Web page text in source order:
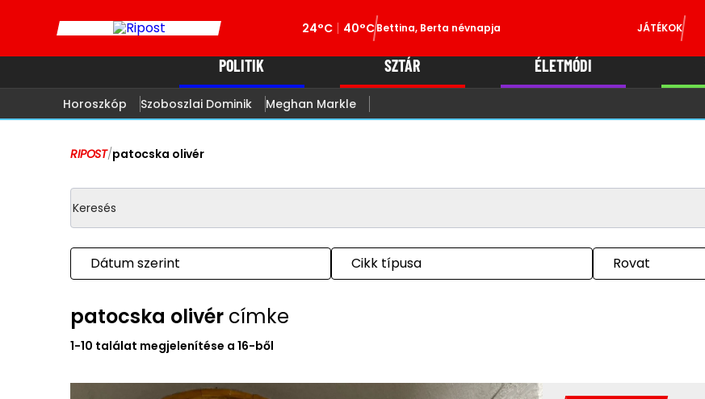
24°C 40°CBettina, Berta névnapja JÁTÉKOK
POLITIK SZTÁR ÉLETMÓDI
Horoszkóp Szoboszlai Dominik Meghan Markle
RIPOST/patocska olivér
Dátum szerint Cikk típusa Rovat
patocska olivér címke
1-10 találat megjelenítése a 16-ből